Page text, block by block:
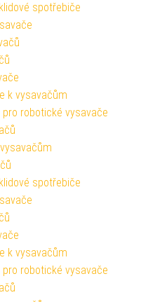
spotřebiče
k vysavačům
robotické vysavače
spotřebiče
k vysavačům
robotické vysavače